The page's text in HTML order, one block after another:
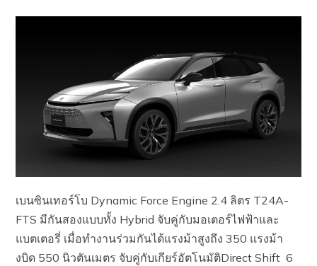
เบนซินเทอร์โบ Dynamic Force Engine 2.4 ลิตร T24A-
FTS มีกันสองแบบทั้ง Hybrid จับคู่กับมอเตอร์ไฟฟ้าและ
แบตเตอรี่ เมื่อทำงานร่วมกันได้แรงม้าสูงถึง 350 แรงม้า
งบิด 550 นิวตันเมตร จับคู่กับเกียร์อัตโนมัติDirect Shift 6